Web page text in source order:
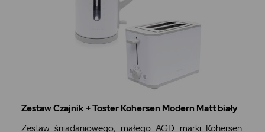
Zestaw Czajnik + Toster Kohersen Modern Matt biały
Zestaw śniadaniowego, małego AGD marki Kohersen.